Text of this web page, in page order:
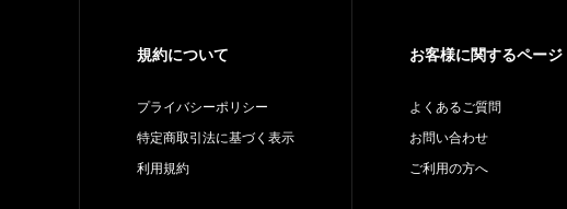
規約について
プライバシーポリシー
特定商取引法に基づく表示
利用規約
お客様に関するページ
よくあるご質問
お問い合わせ
ご利用の方へ